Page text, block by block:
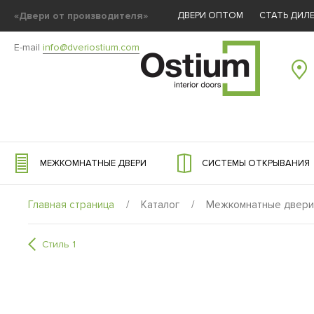
«Двери от производителя» ДВЕРИ ОПТОМ СТАТЬ
E-mail info@dveriostium.com
МЕЖКОМНАТНЫЕ ДВЕРИ СИСТЕМЫ ОТКРЫВАНИЯ
Главная страница / Каталог / Межкомнатные двери
Стиль 1